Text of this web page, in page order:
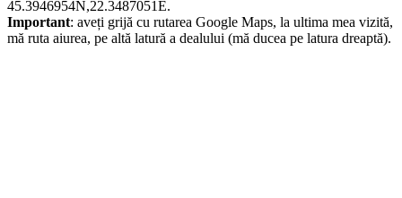
45.3946954N,22.3487051E.
Important: aveți grijă cu rutarea Google Maps, la ultima mea vizită,
mă ruta aiurea, pe altă latură a dealului (mă ducea pe latura dreaptă).